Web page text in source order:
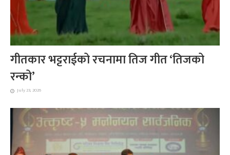
गीतकार भट्टराईको रचनामा तिज गीत ‘तिजको
रन्को’
July 23, 2026